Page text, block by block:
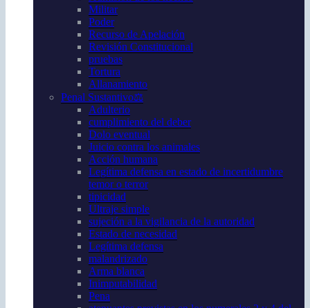
Militar
Poder
Recurso de Apelación
Revisión Constitucional
pruebas
Tortura
Allanamiento
Penal Sustantivo⚖️
Adulterio
cumplimiento del deber
Dolo eventual
Juicio contra los animales
Acción humana
Legítima defensa en estado de incertidumbre
temor o terror
tipicidad
Ultraje simple
sujeción a la vigilancia de la autoridad
Estado de necesidad
Legítima defensa
malandrizado
Arma blanca
Inimputabilidad
Pena